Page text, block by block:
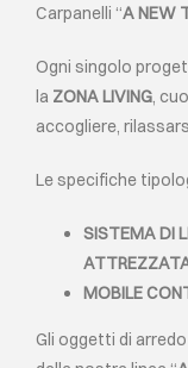
Carpanelli “A NEW
Ogni singolo
la ZONA LIVING,
accogliere,
Le specifiche
SISTEMA DI
MOBILE
Gli oggetti di